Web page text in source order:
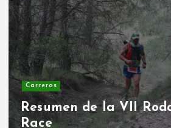
Carreras
II Duatlon escolar